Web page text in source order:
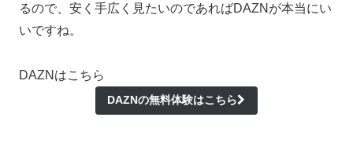
るので、安く手広く見たいのであればDAZNが本当にい
いですね。
DAZNはこちら
DAZNの無料体験はこちら